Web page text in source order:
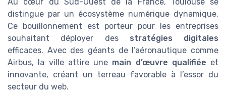
distingue par un écosystème numérique dynamique.
Ce bouillonnement est porteur pour les entreprises
souhaitant déployer des stratégies digitales
efficaces. Avec des géants de l’aéronautique comme
Airbus, la ville attire une main d’œuvre qualifiée et
innovante, créant un terreau favorable à l’essor du
secteur du web.